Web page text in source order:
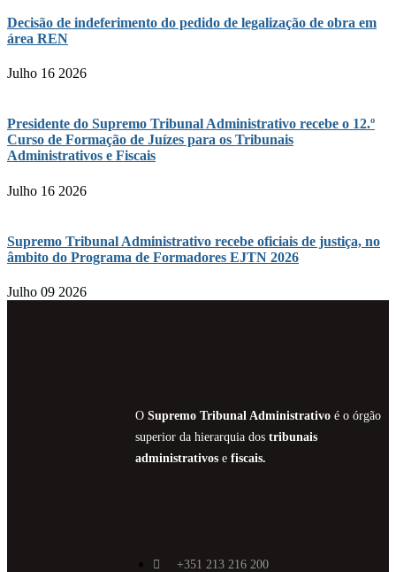
Decisão de indeferimento do pedido de legalização de obra em
área REN
Julho 16 2026
Presidente do Supremo Tribunal Administrativo recebe o 12.º
Curso de Formação de Juízes para os Tribunais
Administrativos e Fiscais
Julho 16 2026
Supremo Tribunal Administrativo recebe oficiais de justiça, no
âmbito do Programa de Formadores EJTN 2026
Julho 09 2026
O Supremo Tribunal Administrativoé o órgão
superior da hierarquia dos tribunais
administrativose fiscais.
+351 213 216 200